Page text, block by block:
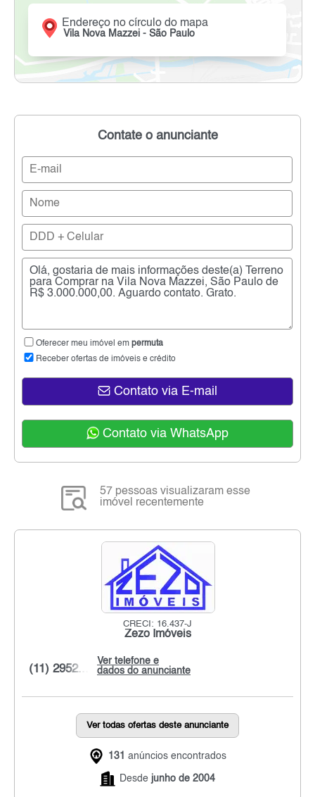
Endereço no círculo do mapa
Vila Nova Mazzei - São Paulo
Contate o anunciante
Oferecer meu imóvel em permuta
Receber ofertas de imóveis e crédito
Contato via E-mail
Contato via WhatsApp
57 pessoas visualizaram esse
imóvel recentemente
CRECI: 16.437-J
Zezo Imóveis
Ver telefone e
dados do anunciante
(11) 2952...
Ver todas ofertas deste anunciante
131 anúncios encontrados
Desde junho de 2004